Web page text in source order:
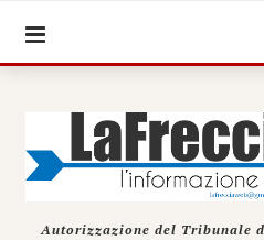
Autorizzazione del Tribunale